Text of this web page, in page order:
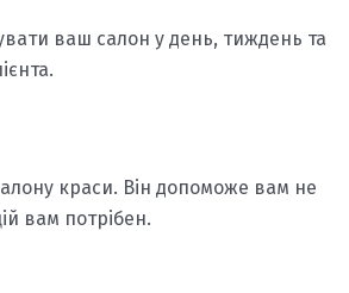
ваш салон у день, тиждень та
краси. Він допоможе вам не
вам потрібен.